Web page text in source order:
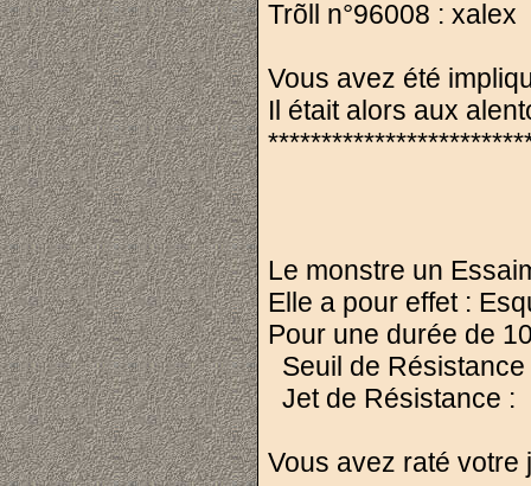
Trõll n°96008 : xalex
Vous avez été
Il était alors aux
Le monstre un
Elle a pour effet :
Pour une durée de
Seuil de
Jet de
Vous avez raté votre